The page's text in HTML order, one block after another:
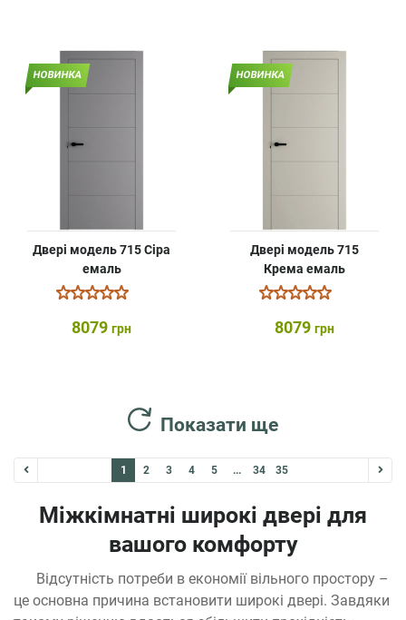
НОВИНКА
Двері модель 715 Сіра
емаль
8079 грн
НОВИНКА
Двері модель 715
Крема емаль
8079 грн
Показати ще
1 2 3 4 5 ... 34 35
Міжкімнатні широкі двері для
вашого комфорту
Відсутність потреби в економії вільного простору –
це основна причина встановити широкі двері. Завдяки